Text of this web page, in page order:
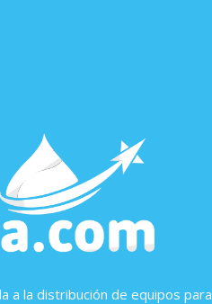
a la distribución de equipos para